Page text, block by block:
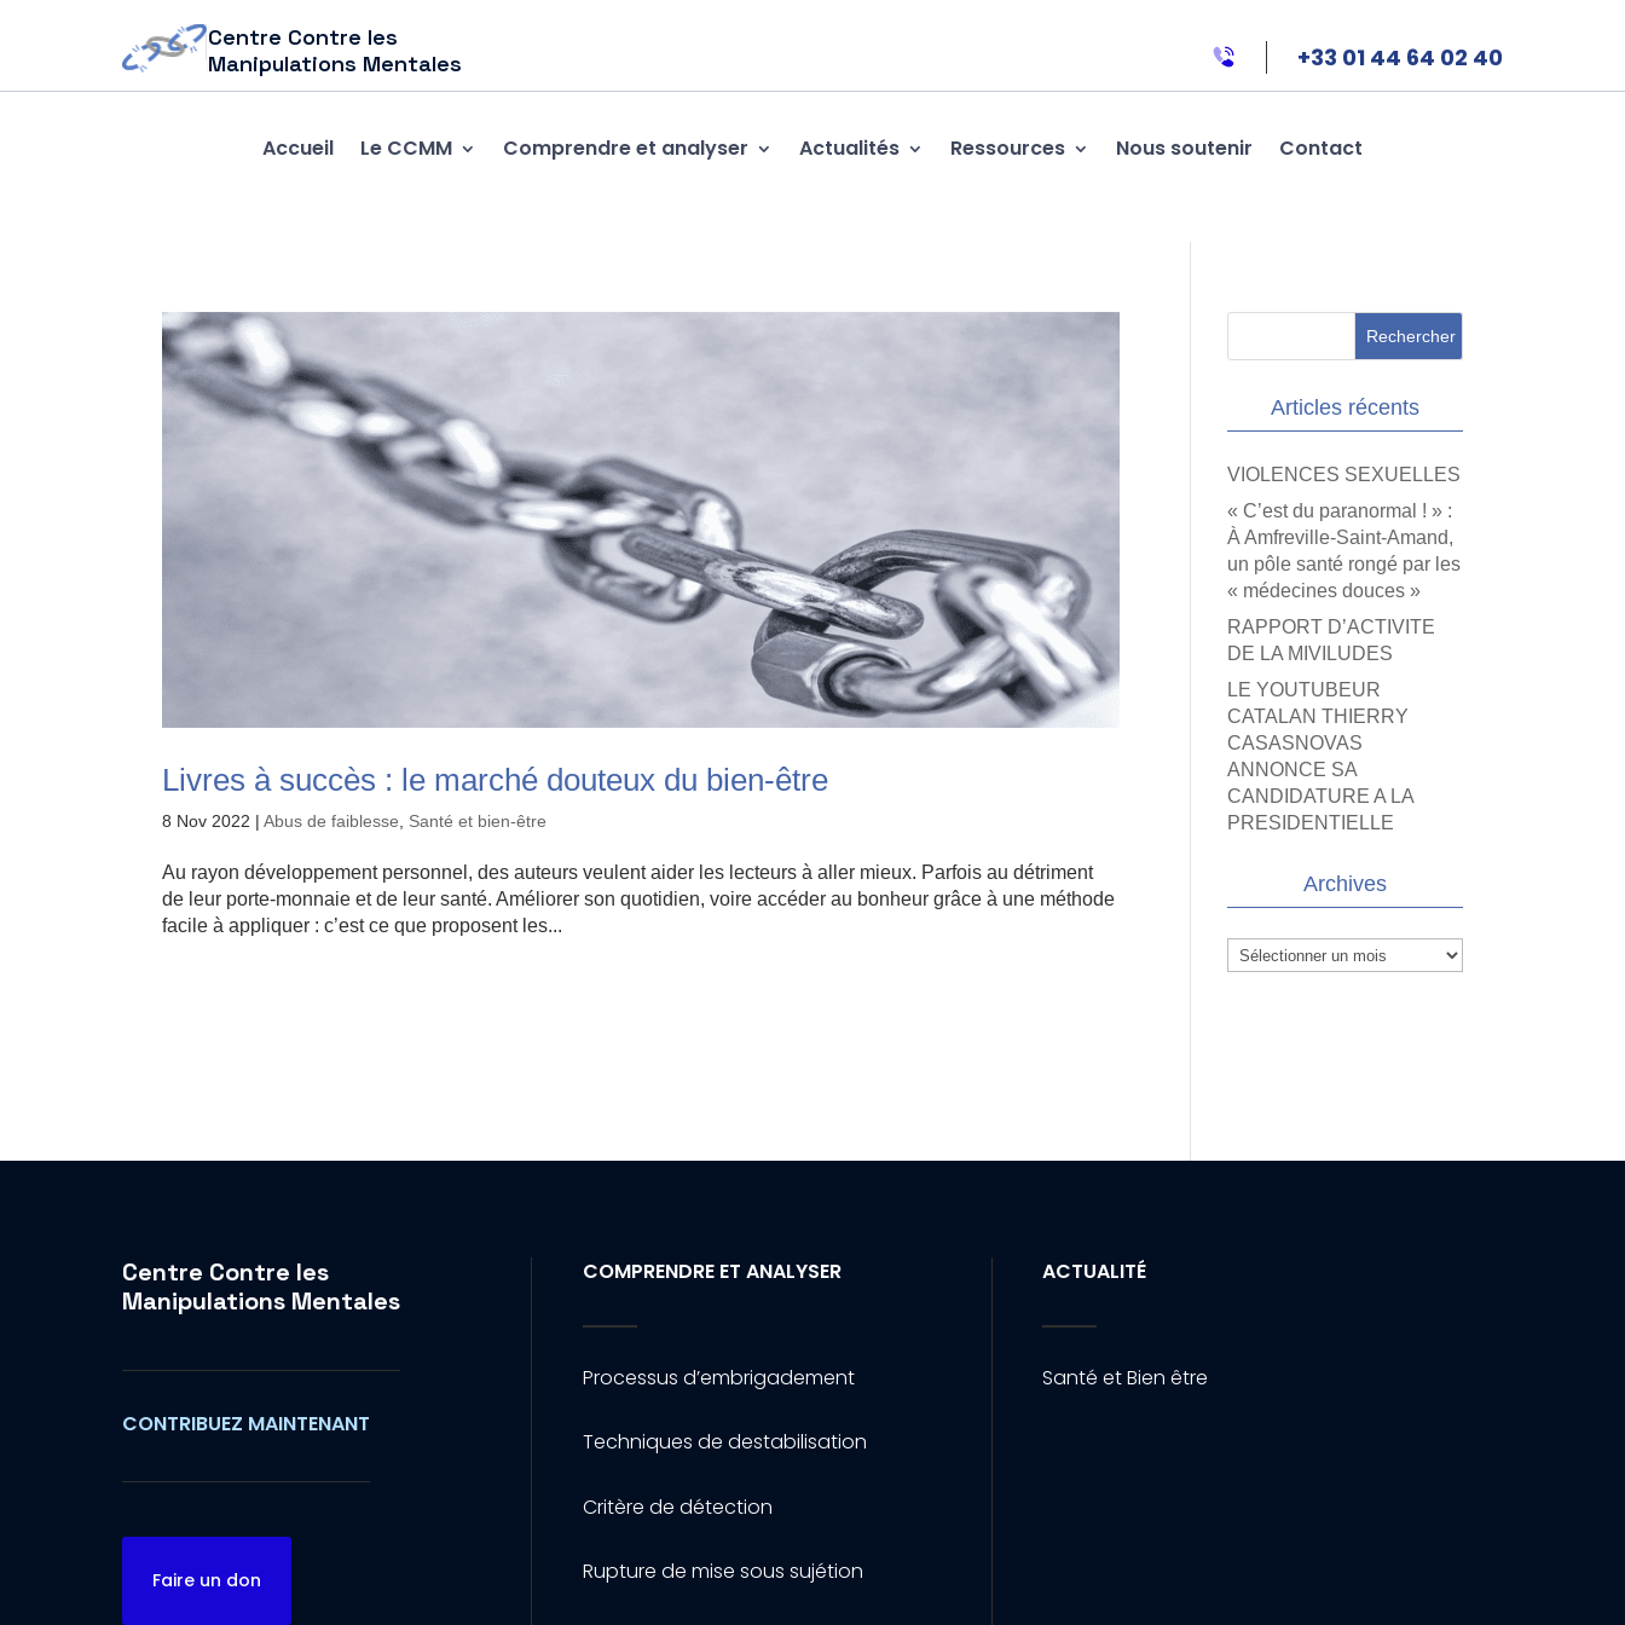
Centre Contre les
Manipulations Mentales
+33 01 44 64 02 40
Accueil Le CCMM Comprendre et analyser Actualités Ressources Nous soutenir Contact
Livres à succès : le marché douteux du bien-être
8 Nov 2022 |Abus de faiblesse Santé et bien-être
Au rayon développement personnel, des auteurs veulent aider les lecteurs à aller mieux. Parfois au détriment
de leur porte-monnaie et de leur santé. Améliorer son quotidien, voire accéder au bonheur grâce à une méthode
facile à appliquer : c’est ce que proposent les...
Articles récents
VIOLENCES SEXUELLES
« C’est du paranormal ! » :
À Amfreville-Saint-Amand,
un pôle santé rongé par les
« médecines douces »
RAPPORT D’ACTIVITE
DE LA MIVILUDES
LE YOUTUBEUR
CATALAN THIERRY
CASASNOVAS
ANNONCE SA
CANDIDATURE A LA
PRESIDENTIELLE
Archives
Archives
Centre Contre les
Manipulations Mentales
CONTRIBUEZ MAINTENANT
Faire un don
COMPRENDRE ET ANALYSER
Processus d’embrigadement
Techniques de destabilisation
Critère de détection
Rupture de mise sous sujétion
ACTUALITÉ
Santé et Bien être